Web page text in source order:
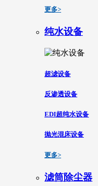
更多>
纯水设备
超滤设备
反渗透设备
EDI超纯水设备
抛光混床设备
更多>
滤筒除尘器